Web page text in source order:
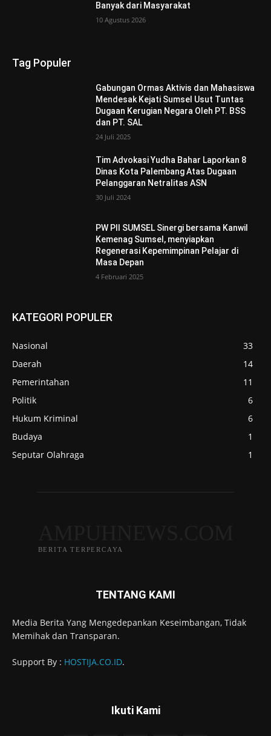
Banyak dari Masyarakat
10 Agustus 2026
Tag Populer
Gabungan Ormas Aktivis dan Mahasiswa
Mendesak Kejati Sumsel Usut Tuntas
Dugaan Kerugian Negara Oleh PT. BSS
dan PT. SAL
24 Juli 2025
Tim Advokasi Yudha Bahar Laporkan 8
Dinas Kota Palembang Atas Dugaan
Pelanggaran Netralitas ASN
30 Juli 2024
PW PII SUMSEL Sinergi bersama Kanwil
Kemenag Sumsel, menyiapkan
Regenerasi Kepemimpinan Pelajar di
Masa Depan
4 Februari 2025
KATEGORI POPULER
Nasional
33
Daerah
14
Pemerintahan
11
Politik
6
Hukum Kriminal
6
Budaya
1
Seputar Olahraga
1
BERITA TERPERCAYA
TENTANG KAMI
Media Berita Yang Mengedepankan Keseimbangan, Tidak
Memihak dan Transparan.
Support By : HOSTIJA.CO.ID.
Ikuti Kami